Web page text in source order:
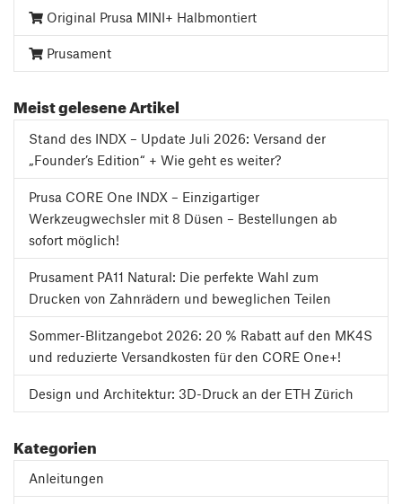
Original Prusa MINI+ Halbmontiert
Prusament
Meist gelesene Artikel
Stand des INDX – Update Juli 2026: Versand der
„Founder’s Edition“ + Wie geht es weiter?
Prusa CORE One INDX – Einzigartiger
Werkzeugwechsler mit 8 Düsen – Bestellungen ab
sofort möglich!
Prusament PA11 Natural: Die perfekte Wahl zum
Drucken von Zahnrädern und beweglichen Teilen
Sommer-Blitzangebot 2026: 20 % Rabatt auf den MK4S
und reduzierte Versandkosten für den CORE One+!
Design und Architektur: 3D-Druck an der ETH Zürich
Kategorien
Anleitungen